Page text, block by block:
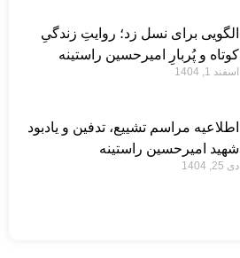
الگویی برای نسل زد؛ روایتِ زندگیِ
کوتاه و پُربارِ امیرحسین راستینه
اسفند 1, 1404
اطلاعیه مراسم تشییع، تدفین و یادبود
شهید امیرحسین راستینه
دی 25, 1404